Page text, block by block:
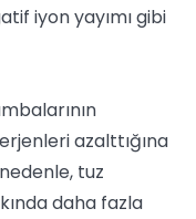
iyon yayımı gibi
azalttığına
tuz
daha fazla